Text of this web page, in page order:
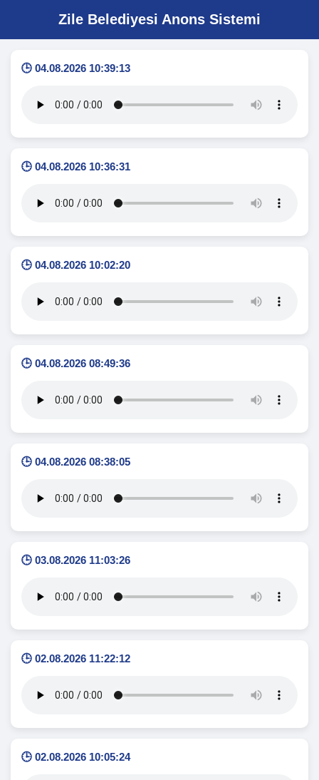
Zile Belediyesi Anons Sistemi
🕒 04.08.2026 10:39:13
🕒 04.08.2026 10:36:31
🕒 04.08.2026 10:02:20
🕒 04.08.2026 08:49:36
🕒 04.08.2026 08:38:05
🕒 03.08.2026 11:03:26
🕒 02.08.2026 11:22:12
🕒 02.08.2026 10:05:24